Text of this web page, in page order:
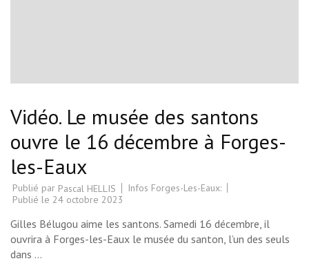
Vidéo. Le musée des santons
ouvre le 16 décembre à Forges-
les-Eaux
Publié par Pascal HELLIS
Infos Forges-Les-Eaux:
Publié le 24 octobre 2023
Gilles Bélugou aime les santons. Samedi 16 décembre, il
ouvrira à Forges-les-Eaux le musée du santon, l’un des seuls
dans …